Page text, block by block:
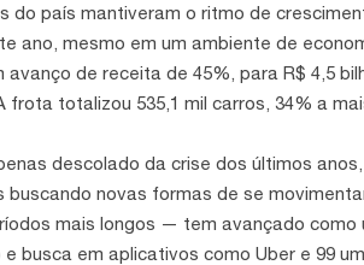
do país mantiveram o ritmo de
ano, mesmo em um ambiente de
de receita de 45%, para R$ 4,5
frota totalizou 535,1 mil carros, 34% a
descolado da crise dos últimos
novas formas de se
mais longos — tem avançado como
busca em aplicativos como Uber e 99